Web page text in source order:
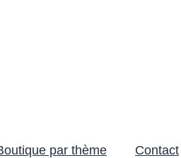
par thème Contact